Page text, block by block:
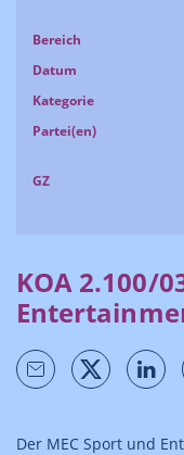
Bereich
Datum
Kategorie
Partei(en)
GZ
KOA 2.100/
Der MEC Sport und